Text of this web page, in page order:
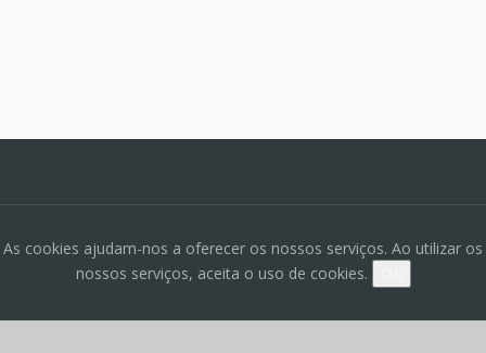
As cookies ajudam-nos a oferecer os nossos serviços. Ao utilizar os
nossos serviços, aceita o uso de cookies.